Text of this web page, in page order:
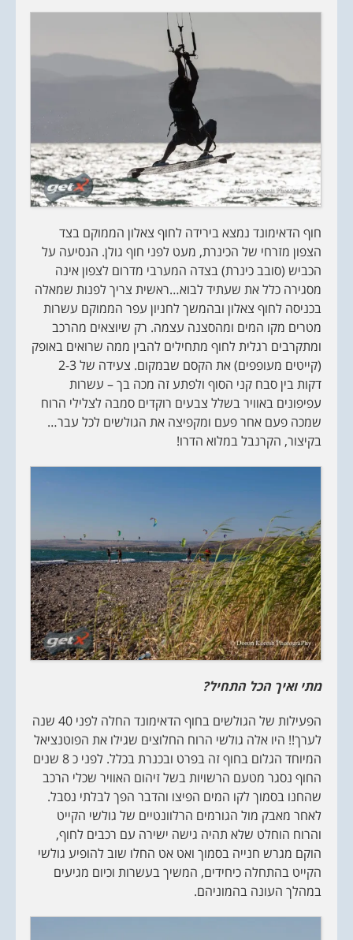
חוף הדאימונד נמצא בירידה לחוף צאלון הממוקם בצד
הצפון מזרחי של הכינרת, מעט לפני חוף גולן. הנסיעה על
הכביש (סובב כינרת) בצדה המערבי מדרום לצפון אינה
מסגירה כלל את שעתיד לבוא…ראשית צריך לפנות שמאלה
בכניסה לחוף צאלון ובהמשך לחניון עפר הממוקם עשרות
מטרים מקו המים ומהסצנה עצמה. רק שיוצאים מהרכב
ומתקרבים רגלית לחוף מתחילים להבין ממה שרואים באופק
(קייטים מעופפים) את הקסם שבמקום. צעידה של 2-3
דקות בין סבח קני הסוף ולפתע זה מכה בך – עשרות
עפיפונים באוויר בשלל צבעים רוקדים סמבה לצלילי הרוח
שמכה פעם אחר פעם ומקפיצה את הגולשים לכל עבר…
בקיצור, הקרנבל במלוא הדרו!
מתי ואיך הכל התחיל?
הפעילות של הגולשים בחוף הדאימונד החלה לפני 40 שנה
לערך!! היו אלה גולשי הרוח החלוצים שגילו את הפוטנציאל
המיוחד הגלום בחוף זה בפרט ובכנרת בכלל. לפני כ 8 שנים
החוף נסגר מטעם הרשויות בשל זיהום האוויר שכלי הרכב
שהחנו בסמוך לקו המים הפיצו והדבר הפך לבלתי נסבל.
לאחר מאבק מול הגורמים הרלוונטיים של גולשי הקייט
והרוח הוחלט שלא תהיה גישה ישירה עם רכבים לחוף,
הוקם מגרש חנייה בסמוך ואט אט החלו שוב להופיע גולשי
הקייט בהתחלה כיחידים, המשיך בעשרות וכיום מגיעים
במהלך העונה בהמוניהם.